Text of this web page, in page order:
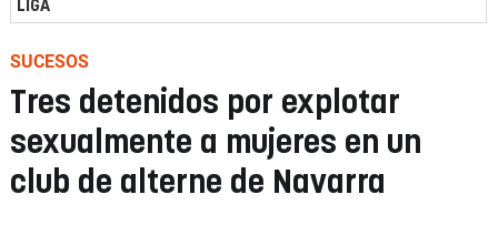
LIGA
SUCESOS
Tres detenidos por explotar
sexualmente a mujeres en un
club de alterne de Navarra